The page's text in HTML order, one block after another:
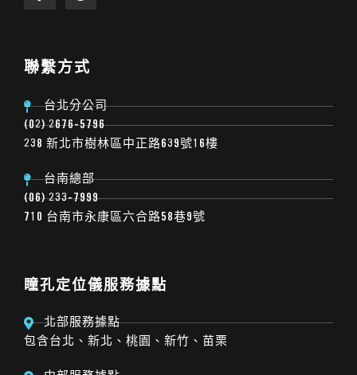
聯繫方式
台北分公司
(02) 2676-5796
238 新北市樹林區中正路639號16樓
台南總部
(06) 233-7999
710 台南市永康區六合路58巷9號
瞳孔定位儀服務據點
北部服務據點
包含台北、新北、桃園、新竹、苗栗